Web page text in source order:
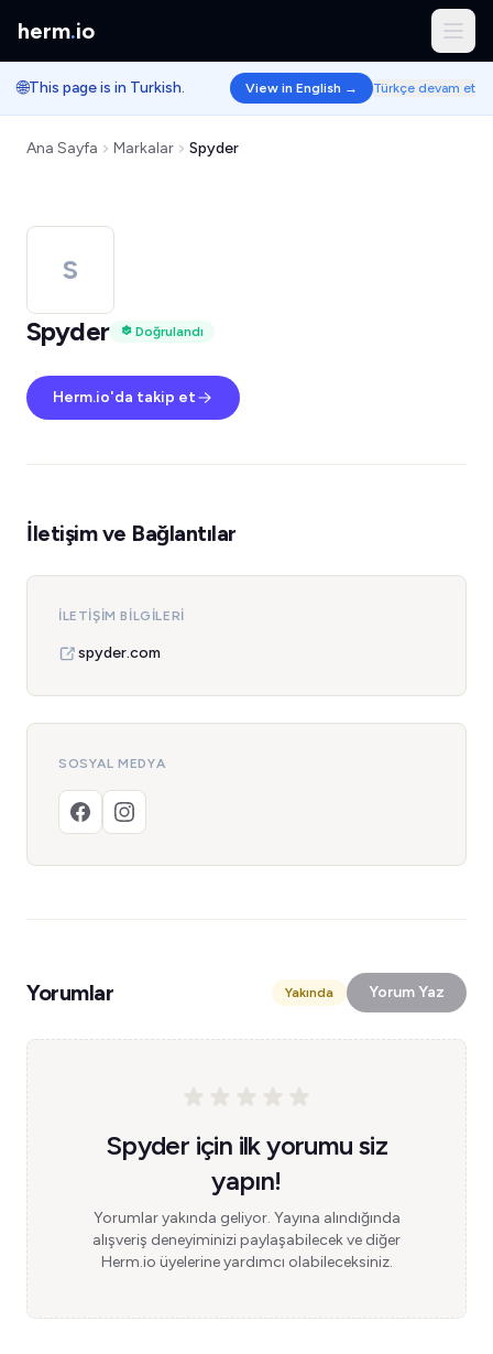
herm.io
🌐This page is in Turkish. View in English → Türkçe devam et
Ana Sayfa Markalar Spyder
S
Spyder
Doğrulandı
Herm.io'da takip et
İletişim ve Bağlantılar
İLETIŞIM BILGILERI
spyder.com
SOSYAL MEDYA
Yorumlar Yakında Yorum Yaz
Spyder için ilk yorumu siz
yapın!
Yorumlar yakında geliyor. Yayına alındığında
alışveriş deneyiminizi paylaşabilecek ve diğer
Herm.io üyelerine yardımcı olabileceksiniz.